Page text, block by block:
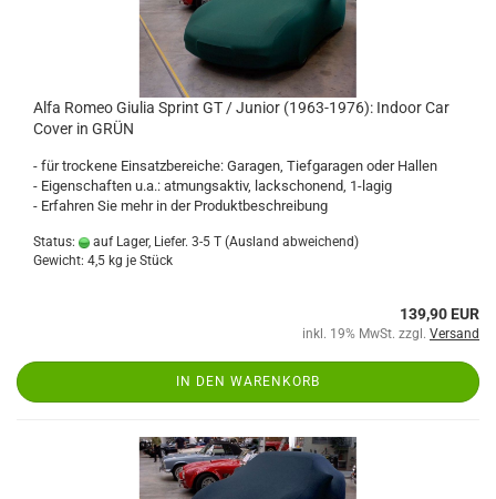
Alfa Romeo Giulia Sprint GT / Junior (1963-1976): Indoor Car
Cover in GRÜN
- für trockene Einsatzbereiche: Garagen, Tiefgaragen oder Hallen
- Eigenschaften u.a.: atmungsaktiv, lackschonend, 1-lagig
- Erfahren Sie mehr in der Produktbeschreibung
Status: auf Lager, Liefer. 3-5 T (Ausland abweichend)
Gewicht: 4,5 kg je Stück
139,90 EUR
inkl. 19% MwSt. zzgl. Versand
IN DEN WARENKORB